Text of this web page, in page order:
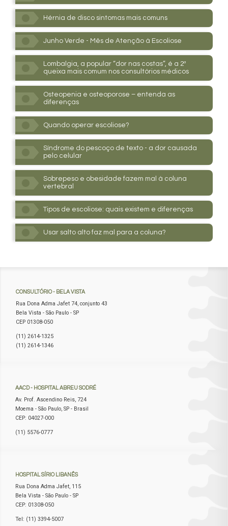
Hérnia de disco sintomas mais comuns
Junho Verde - Mês de Atenção à Escoliose
Lombalgia, a popular “dor nas costas”, é a 2ª
queixa mais comum nos consultórios médicos
Osteopenia e osteoporose – entenda as
diferenças
Quando operar escoliose?
Síndrome do pescoço de texto - a dor causada
pelo celular
Sobrepeso e obesidade fazem mal à coluna
vertebral
Tipos de escoliose: quais existem e diferenças
Usar salto alto faz mal para a coluna?
CONSULTÓRIO- BELA VISTA
Rua Dona Adma Jafet 74, conjunto 43
Bela Vista - São Paulo - SP
CEP 01308-050
(11) 2614-1325
(11) 2614-1346
AACD- HOSPITAL ABREU SODRÉ
Av. Prof. Ascendino Reis, 724
Moema - São Paulo, SP - Brasil
CEP: 04027-000
(11) 5576-0777
HOSPITALSÍRIO LIBANÊS
Rua Dona Adma Jafet, 115
Bela Vista - São Paulo - SP
CEP: 01308-050
Tel: (11) 3394-5007